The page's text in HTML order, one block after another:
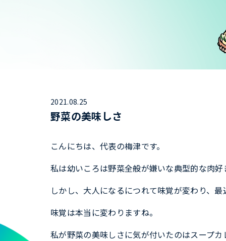
2021.08.25
野菜の美味しさ
こんにちは、代表の梅津です。
私は幼いころは野菜全般が嫌いな典型的な肉
しかし、大人になるにつれて味覚が変わり、
味覚は本当に変わりますね。
私が野菜の美味しさに気が付いたのはスープカ